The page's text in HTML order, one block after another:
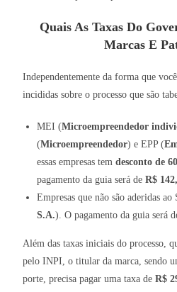
Quais As Taxas Do
Marcas E
Independentemente da forma que
incididas sobre o processo que são
MEI (Microempreendedor
(Microempreendedor) e EPP (
essas empresas temdesconto de
pagamento da guia será deR$
Empresas que não são aderidas
S.A.). O pagamento da guia será
Além das taxas iniciais do processo,
pelo INPI, o titular da marca, sendo
porte, precisa pagar uma taxa deR$